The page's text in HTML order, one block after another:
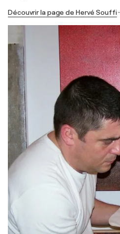
Découvrir la page de Hervé Souffi